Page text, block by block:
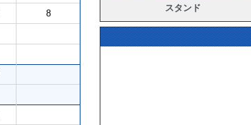
8
スタンド